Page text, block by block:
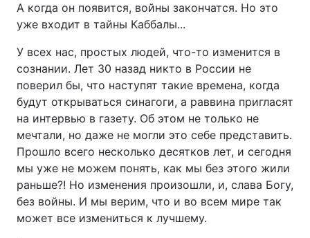
А когда он появится, войны закончатся. Но это
уже входит в тайны Каббалы...
У всех нас, простых людей, что-то изменится в
сознании. Лет 30 назад никто в России не
поверил бы, что наступят такие времена, когда
будут открываться синагоги, а раввина пригласят
на интервью в газету. Об этом не только не
мечтали, но даже не могли это себе представить.
Прошло всего несколько десятков лет, и сегодня
мы уже не можем понять, как мы без этого жили
раньше?! Но изменения произошли, и, слава Богу,
без войны. И мы верим, что и во всем мире так
может все измениться к лучшему.